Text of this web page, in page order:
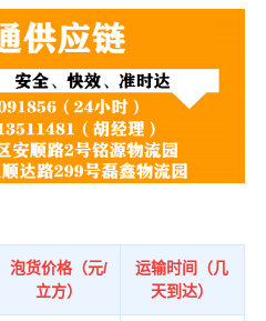
泡货价格（元/
立方）
运输时间（几
天到达）